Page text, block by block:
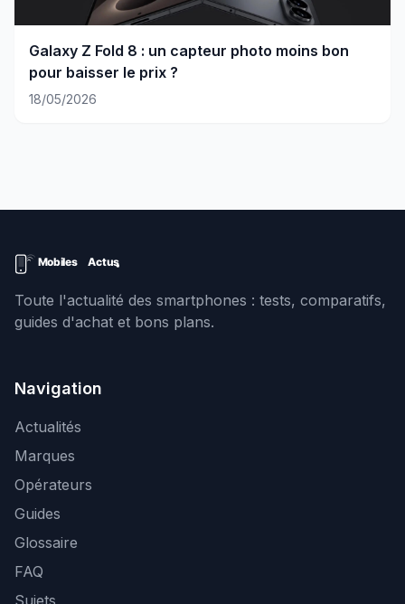
Galaxy Z Fold 8 : un capteur photo moins bon
pour baisser le prix ?
18/05/2026
Toute l'actualité des smartphones : tests, comparatifs,
guides d'achat et bons plans.
Navigation
Actualités
Marques
Opérateurs
Guides
Glossaire
FAQ